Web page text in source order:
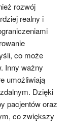
rozwój
realny i
co może
Inny ważny
umożliwiają
Dzięki
pacjentów oraz
co zwiększy